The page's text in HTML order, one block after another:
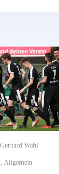
Gerhard Wahl
Allgemein